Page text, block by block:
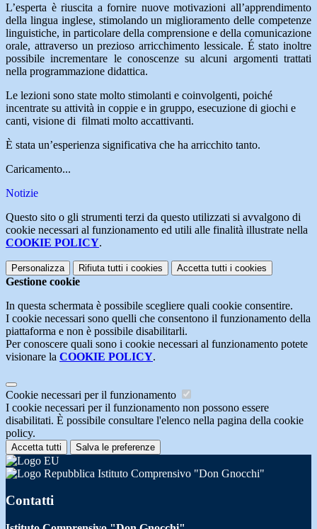
L’esperta è riuscita a fornire nuove motivazioni all’apprendimento
della lingua inglese, stimolando un miglioramento delle competenze
linguistiche, in particolare della comprensione e della comunicazione
orale, attraverso un prezioso arricchimento lessicale. É stato inoltre
possibile incrementare le conoscenze su alcuni argomenti trattati
nella programmazione didattica.
Le lezioni sono state molto stimolanti e coinvolgenti, poiché
incentrate su attività in coppie e in gruppo, esecuzione di giochi e
canti, visione di filmati molto accattivanti.
È stata un’esperienza significativa che ha arricchito tanto.
Caricamento...
Notizie
Questo sito o gli strumenti terzi da questo utilizzati si avvalgono di
cookie necessari al funzionamento ed utili alle finalità illustrate nella
COOKIE POLICY.
Personalizza Rifiuta tutti i cookies Accetta tutti i cookies
Gestione cookie
In questa schermata è possibile scegliere quali cookie consentire.
I cookie necessari sono quelli che consentono il funzionamento della
piattaforma e non è possibile disabilitarli.
Per conoscere quali sono i cookie necessari al funzionamento potete
visionare la COOKIE POLICY.
Cookie necessari per il funzionamento
I cookie necessari per il funzionamento non possono essere
disabilitati. È possibile consultare l'elenco nella pagina della cookie
policy.
Accetta tutti Salva le preferenze
Istituto Comprensivo "Don Gnocchi"
Contatti